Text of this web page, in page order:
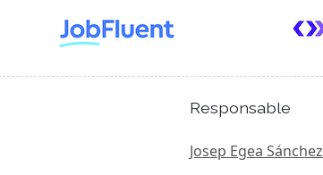
Responsable
Josep Egea Sánchez